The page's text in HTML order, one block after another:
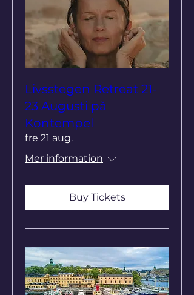
Livsstegen Retreat 21-
23 Augusti på
Kontempel
fre 21 aug.
Mer information
Buy Tickets